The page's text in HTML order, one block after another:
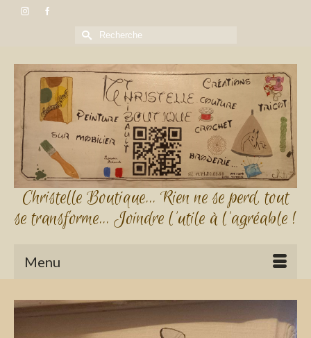
Rechercher :
Christelle Boutique... Rien ne se perd, tout
se transforme... Joindre l'utile à l'agréable !
Menu